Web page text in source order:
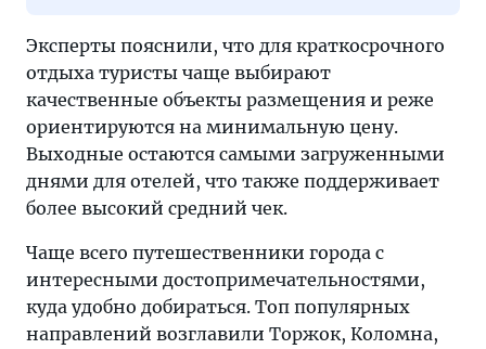
Эксперты пояснили, что для краткосрочного
отдыха туристы чаще выбирают
качественные объекты размещения и реже
ориентируются на минимальную цену.
Выходные остаются самыми загруженными
днями для отелей, что также поддерживает
более высокий средний чек.
Чаще всего путешественники города с
интересными достопримечательностями,
куда удобно добираться. Топ популярных
направлений возглавили Торжок, Коломна,